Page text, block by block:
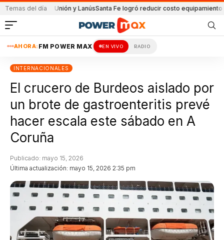
Temas del día
de Unión y Lanús Santa Fe logró reducir costo equipamiento
AHORA: FM POWER MAX EN VIVO RADIO
INTERNACIONALES
El crucero de Burdeos aislado por
un brote de gastroenteritis prevé
hacer escala este sábado en A
Coruña
Última actualización: mayo 15, 2026 2:35 pm
Publicado: mayo 15, 2026